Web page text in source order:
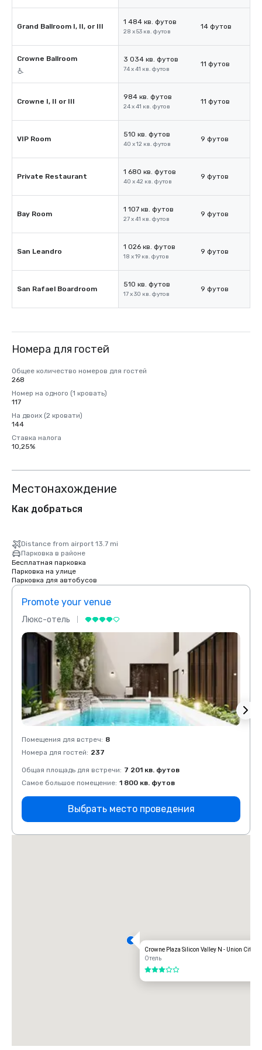
Grand Ballroom I, II, or III
1 484 кв. футов
28 x 53 кв. футов
14 футов
Crowne Ballroom 3 034 кв. футов
74 x 41 кв. футов
11 футов
Crowne I, II or III
984 кв. футов
24 x 41 кв. футов
11 футов
VIP Room
510 кв. футов
40 x 12 кв. футов
9 футов
Private Restaurant
1 680 кв. футов
40 x 42 кв. футов
9 футов
Bay Room
1 107 кв. футов
27 x 41 кв. футов
9 футов
San Leandro
1 026 кв. футов
18 x 19 кв. футов
9 футов
San Rafael Boardroom
510 кв. футов
17 x 30 кв. футов
9 футов
Номера для гостей
Общее количество номеров для гостей
268
Номер на одного (1 кровать)
117
На двоих (2 кровати)
144
Ставка налога
10,25%
Местонахождение
Как добраться
Distance from airport 13.7 mi
Парковка в районе
Бесплатная парковка
Парковка на улице
Парковка для автобусов
Promote your venue
Люкс-отель
Помещения для встреч: 8
Номера для гостей: 237
Общая площадь для встречи: 7 201 кв. футов
Самое большое помещение: 1 800 кв. футов
Выбрать место проведения
Crowne Plaza Silicon Valley N - Union City
Отель
3 из 5